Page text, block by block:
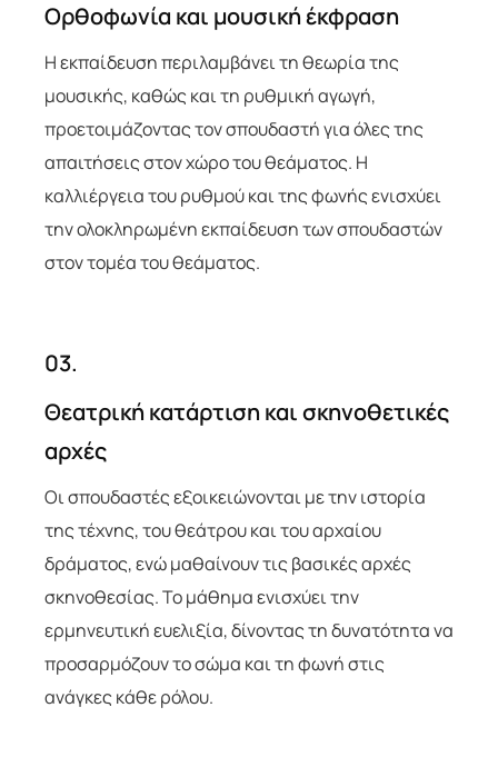
Ορθοφωνία και μουσική έκφραση
Η εκπαίδευση περιλαμβάνει τη θεωρία της
μουσικής, καθώς και τη ρυθμική αγωγή,
προετοιμάζοντας τον σπουδαστή για όλες της
απαιτήσεις στον χώρο του θεάματος. Η
καλλιέργεια του ρυθμού και της φωνής ενισχύει
την ολοκληρωμένη εκπαίδευση των σπουδαστών
στον τομέα του θεάματος.
03.
Θεατρική κατάρτιση και σκηνοθετικές
αρχές
Οι σπουδαστές εξοικειώνονται με την ιστορία
της τέχνης, του θεάτρου και του αρχαίου
δράματος, ενώ μαθαίνουν τις βασικές αρχές
σκηνοθεσίας. Το μάθημα ενισχύει την
ερμηνευτική ευελιξία, δίνοντας τη δυνατότητα να
προσαρμόζουν το σώμα και τη φωνή στις
ανάγκες κάθε ρόλου.